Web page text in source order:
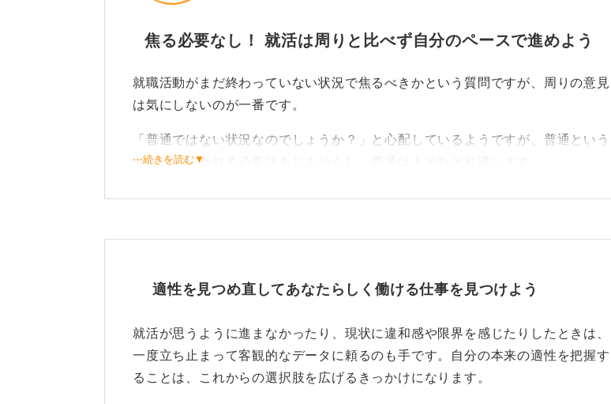
焦る必要なし！ 就活は周りと比べず自分のペースで進めよう
就職活動がまだ終わっていない状況で焦るべきかという質問ですが、周りの意見
は気にしないのが一番です。
「普通ではない状況なのでしょうか？」と心配しているようですが、普通という
ものにとらわれる必要はありませんし、普通は人それぞれ違います。
皆が終わっているから自分も終わっていなければ普通ではないといった考え方は
良いでしょう。
夏以降の就活もチャンス！ 戦略的に行動しよう
⋯続きを読む▼
適性を見つめ直してあなたらしく働ける仕事を見つけよう
就活が思うように進まなかったり、現状に違和感や限界を感じたりしたときは、
一度立ち止まって客観的なデータに頼るのも手です。自分の本来の適性を把握す
ることは、これからの選択肢を広げるきっかけになります。